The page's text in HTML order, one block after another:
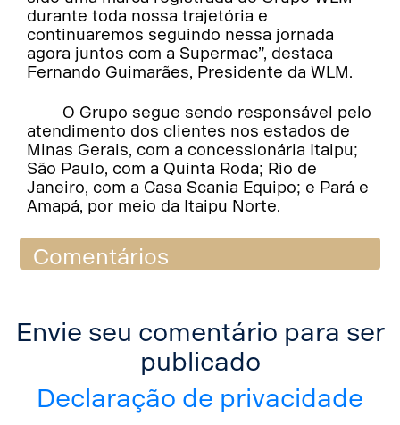
durante toda nossa trajetória e
continuaremos seguindo nessa jornada
agora juntos com a Supermac”, destaca
Fernando Guimarães, Presidente da WLM.
O Grupo segue sendo responsável pelo
atendimento dos clientes nos estados de
Minas Gerais, com a concessionária Itaipu;
São Paulo, com a Quinta Roda; Rio de
Janeiro, com a Casa Scania Equipo; e Pará e
Amapá, por meio da Itaipu Norte.
Comentários
Envie seu comentário para ser
publicado
Declaração de privacidade